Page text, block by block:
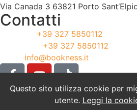
Via Canada 3 63821 Porto
Contatti
+39 327 5850112
+39 327 5850112
info@bookness.it
Cookie Policy
Privacy Policy
Questo sito utilizza cookie per
utente. Leggi la